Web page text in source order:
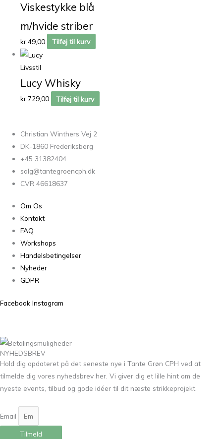
Viskestykke blå
m/hvide striber
kr.49,00 Tilføj til kurv
Livsstil
Lucy Whisky
kr.729,00 Tilføj til kurv
Christian Winthers Vej 2
DK-1860 Frederiksberg
+45 31382404
salg@tantegroencph.dk
CVR 46618637
Om Os
Kontakt
FAQ
Workshops
Handelsbetingelser
Nyheder
GDPR
Facebook Instagram
NYHEDSBREV
Hold dig opdateret på det seneste nye i Tante Grøn CPH ved at
tilmelde dig vores nyhedsbrev her. Vi giver dig et lille hint om de
nyeste events, tilbud og gode idéer til dit næste strikkeprojekt.
Email
Tilmeld